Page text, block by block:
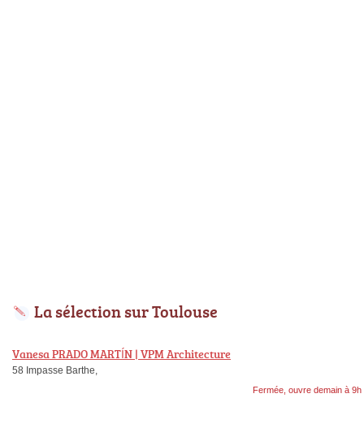
La sélection sur Toulouse
Vanesa PRADO MARTÍN | VPM Architecture
58 Impasse Barthe,
Fermée, ouvre demain à 9h